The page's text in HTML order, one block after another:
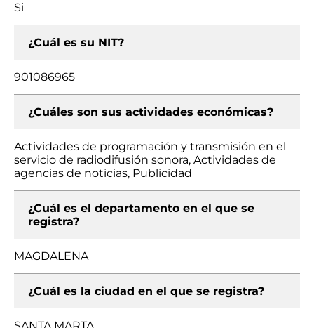
Si
¿Cuál es su NIT?
901086965
¿Cuáles son sus actividades económicas?
Actividades de programación y transmisión en el
servicio de radiodifusión sonora, Actividades de
agencias de noticias, Publicidad
¿Cuál es el departamento en el que se
registra?
MAGDALENA
¿Cuál es la ciudad en el que se registra?